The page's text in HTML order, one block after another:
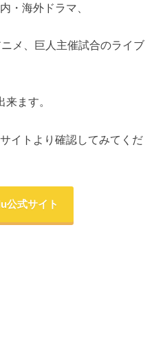
・海外ドラマ、
メ、巨人主催試合のライブ
ます。
イトより確認してみてくだ
公式サイト